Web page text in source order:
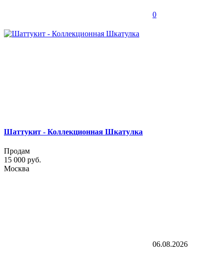
0
Шаттукит - Коллекционная Шкатулка
Продам
15 000 руб.
Москва
06.08.2026